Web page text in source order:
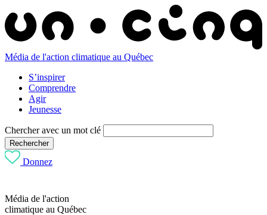
Média de l'action climatique au Québec
S’inspirer
Comprendre
Agir
Jeunesse
Chercher avec un mot clé
Rechercher
Donnez
Média de l'action
climatique au Québec